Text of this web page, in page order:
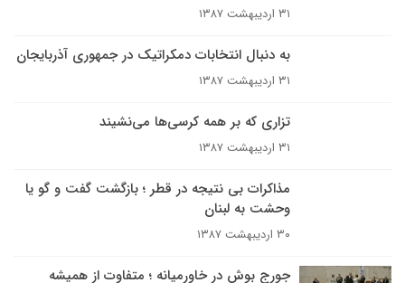
۳۱ اردیبهشت ۱۳۸۷
به دنبال انتخابات دمکراتیک در جمهوری آذربایجان
۳۱ اردیبهشت ۱۳۸۷
تزاری که بر همه کرسی‌ها می‌نشیند
۳۱ اردیبهشت ۱۳۸۷
مذاکرات بی نتیجه در قطر ؛ بازگشت گفت و گو یا
وحشت به لبنان
۳۰ اردیبهشت ۱۳۸۷
جورج بوش در خاورميانه ؛ متفاوت از همیشه